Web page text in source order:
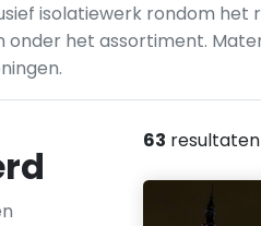
isolatiewerk rondom het
onder het assortiment.
63 resultaten